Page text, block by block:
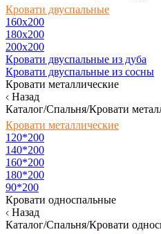
Кровати двуспальные
160х200
180x200
200x200
Кровати двуспальные из дуба
Кровати двуспальные из сосны
Кровати металлические
Назад
Каталог/Спальня/Кровати
Кровати металлические
120*200
140*200
160*200
180*200
90*200
Кровати односпальные
Назад
Каталог/Спальня/Кровати